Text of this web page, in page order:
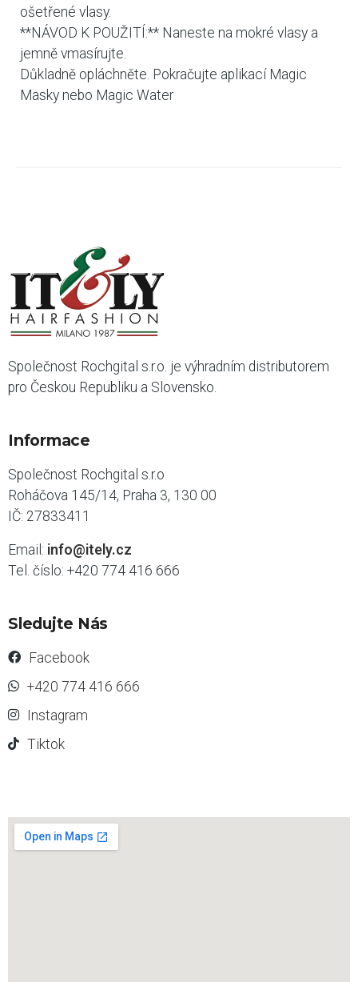
ošetřené vlasy.
**NÁVOD K POUŽITÍ:** Naneste na mokré vlasy a
jemně vmasírujte.
Důkladně opláchněte. Pokračujte aplikací Magic
Masky nebo Magic Water
Společnost Rochgital s.r.o. je výhradním distributorem
pro Českou Republiku a Slovensko.
Informace
Společnost Rochgital s.r.o
Roháčova 145/14, Praha 3, 130 00
IČ: 27833411
Email: info@itely.cz
Tel. číslo: +420 774 416 666
Sledujte Nás
Facebook
+420 774 416 666
Instagram
Tiktok